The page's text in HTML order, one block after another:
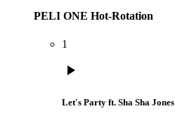
PELI ONE Hot-Rotation
1
play_arrow
Let's Party ft. Sha Sha Jones